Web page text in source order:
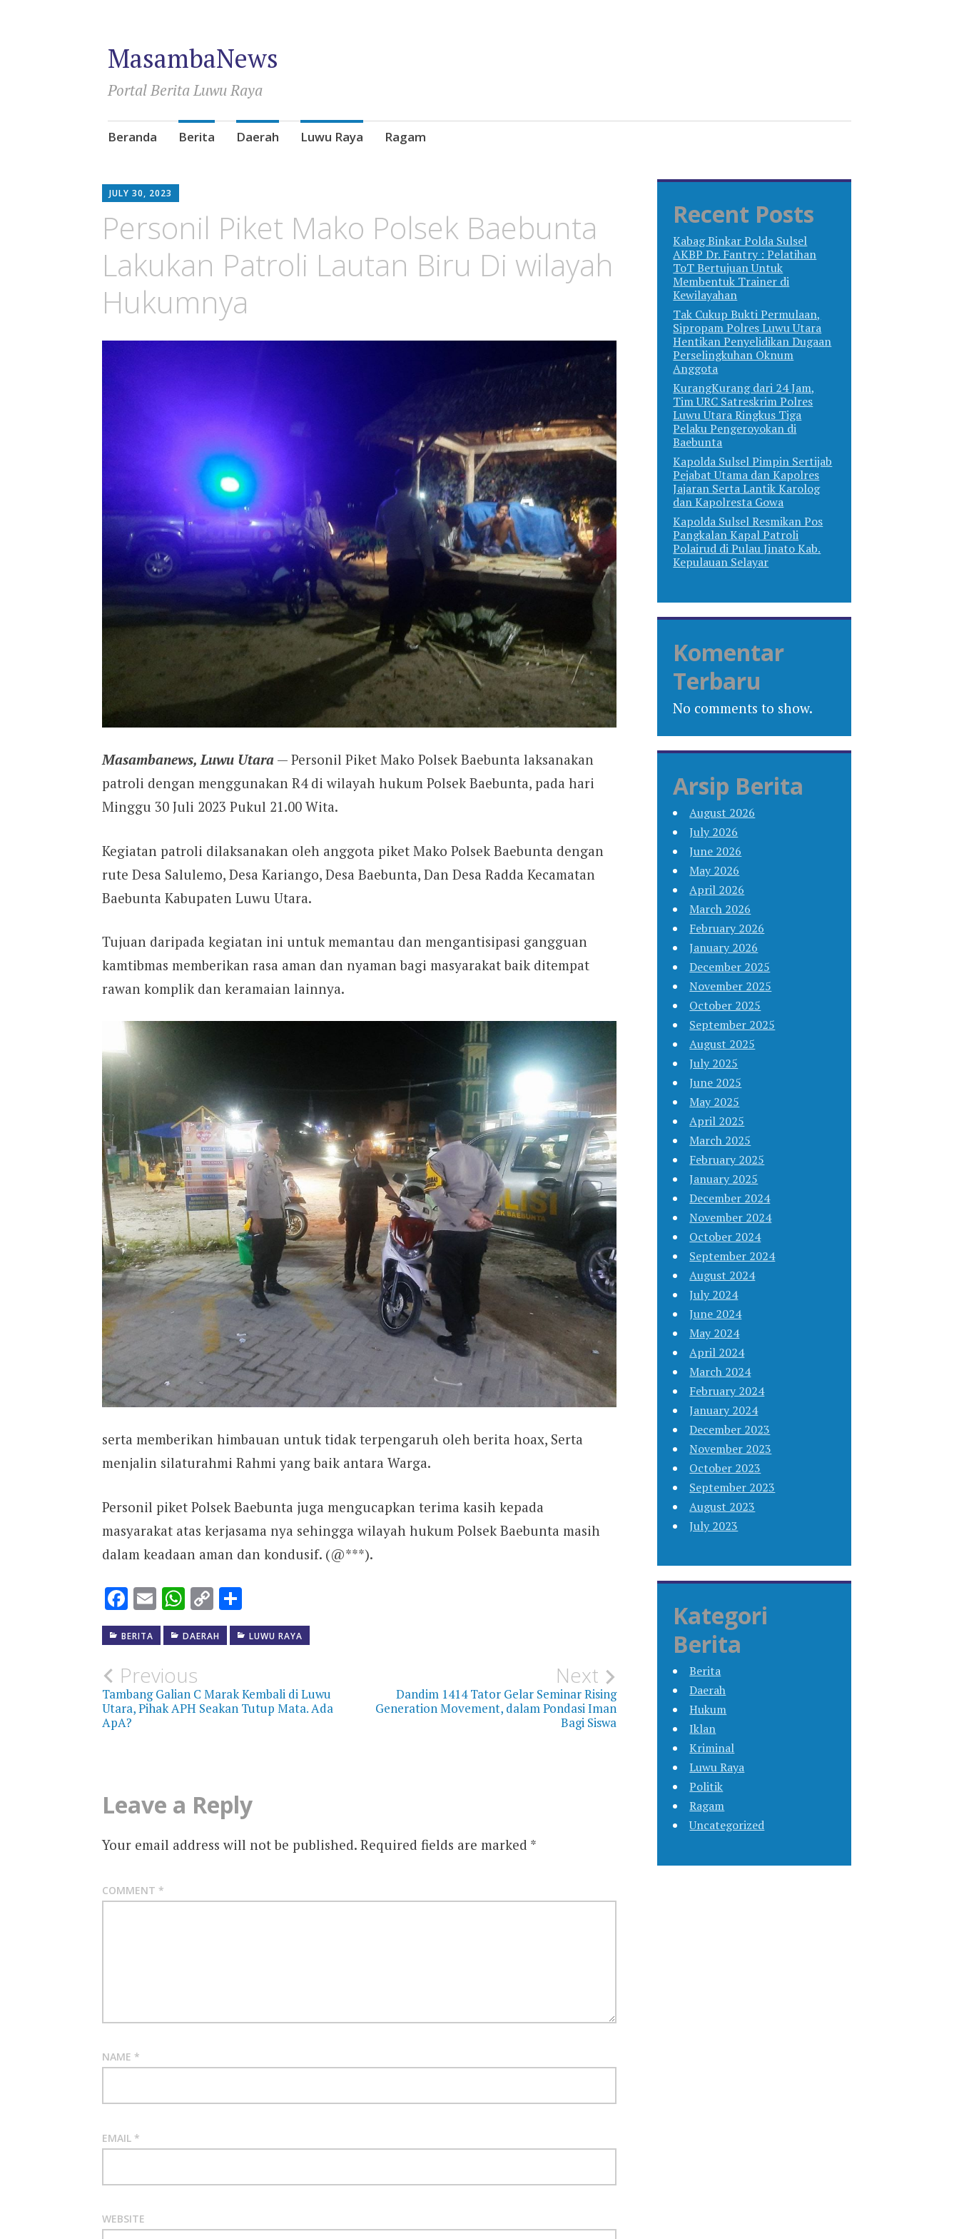
MasambaNews
Portal Berita Luwu Raya
Skip
Beranda Berita Daerah Luwu Raya Ragam
JULY 30, 2023
Personil Piket Mako Polsek Baebunta
Lakukan Patroli Lautan Biru Di wilayah
Hukumnya
Masambanews, Luwu Utara— Personil Piket Mako Polsek Baebunta laksanakan
patroli dengan menggunakan R4 di wilayah hukum Polsek Baebunta, pada hari
Minggu 30 Juli 2023 Pukul 21.00 Wita.
Kegiatan patroli dilaksanakan oleh anggota piket Mako Polsek Baebunta dengan
rute Desa Salulemo, Desa Kariango, Desa Baebunta, Dan Desa Radda Kecamatan
Baebunta Kabupaten Luwu Utara.
Tujuan daripada kegiatan ini untuk memantau dan mengantisipasi gangguan
kamtibmas memberikan rasa aman dan nyaman bagi masyarakat baik ditempat
rawan komplik dan keramaian lainnya.
serta memberikan himbauan untuk tidak terpengaruh oleh berita hoax, Serta
menjalin silaturahmi Rahmi yang baik antara Warga.
Personil piket Polsek Baebunta juga mengucapkan terima kasih kepada
masyarakat atas kerjasama nya sehingga wilayah hukum Polsek Baebunta masih
dalam keadaan aman dan kondusif. (@***).
Facebook
EmailWhatsApp
Copy
Link
Share
BERITA DAERAH LUWU RAYA
Post
navigation
Previous
Tambang Galian C Marak Kembali di Luwu
Utara, Pihak APH Seakan Tutup Mata. Ada
ApA?
Next
Dandim 1414 Tator Gelar Seminar Rising
Generation Movement, dalam Pondasi Iman
Bagi Siswa
Leave a Reply
Your email address will not be published. Required fields are marked *
COMMENT *
NAME *
EMAIL *
WEBSITE
Recent Posts
Kabag Binkar Polda Sulsel
AKBP Dr. Fantry : Pelatihan
ToT Bertujuan Untuk
Membentuk Trainer di
Kewilayahan
Tak Cukup Bukti Permulaan,
Sipropam Polres Luwu Utara
Hentikan Penyelidikan Dugaan
Perselingkuhan Oknum
Anggota
KurangKurang dari 24 Jam,
Tim URC Satreskrim Polres
Luwu Utara Ringkus Tiga
Pelaku Pengeroyokan di
Baebunta
Kapolda Sulsel Pimpin Sertijab
Pejabat Utama dan Kapolres
Jajaran Serta Lantik Karolog
dan Kapolresta Gowa
Kapolda Sulsel Resmikan Pos
Pangkalan Kapal Patroli
Polairud di Pulau Jinato Kab.
Kepulauan Selayar
Komentar
Terbaru
No comments to show.
Arsip Berita
August 2026
July 2026
June 2026
May 2026
April 2026
March 2026
February 2026
January 2026
December 2025
November 2025
October 2025
September 2025
August 2025
July 2025
June 2025
May 2025
April 2025
March 2025
February 2025
January 2025
December 2024
November 2024
October 2024
September 2024
August 2024
July 2024
June 2024
May 2024
April 2024
March 2024
February 2024
January 2024
December 2023
November 2023
October 2023
September 2023
August 2023
July 2023
Kategori
Berita
Berita
Daerah
Hukum
Iklan
Kriminal
Luwu Raya
Politik
Ragam
Uncategorized